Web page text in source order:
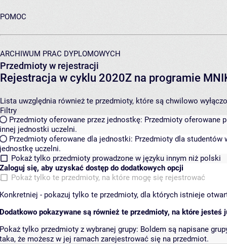
POMOC
ARCHIWUM PRAC DYPLOMOWYCH
Przedmioty w rejestracji
Rejestracja w cyklu 2020Z na programie
Lista uwzględnia również te przedmioty, które są chwilowo
Filtry
Przedmioty oferowane przez jednostkę: Przedmioty oferowane
innej jednostki uczelni.
Przedmioty oferowane dla jednostki: Przedmioty dla studentów
jednostkę uczelni.
Pokaż tylko przedmioty prowadzone w języku innym niż polski
Zaloguj się, aby uzyskać dostęp do dodatkowych opcji
Pokaż tylko te przedmioty, na które mogę się rejestrować
Konkretniej - pokazuj tylko te przedmioty, dla których istnieje
Dodatkowo pokazywane są również te przedmioty, na które jesteś
Pokaż tylko przedmioty z wybranej grupy: Boldem są napisane
taka, że możesz w jej ramach zarejestrować się na przedmiot.